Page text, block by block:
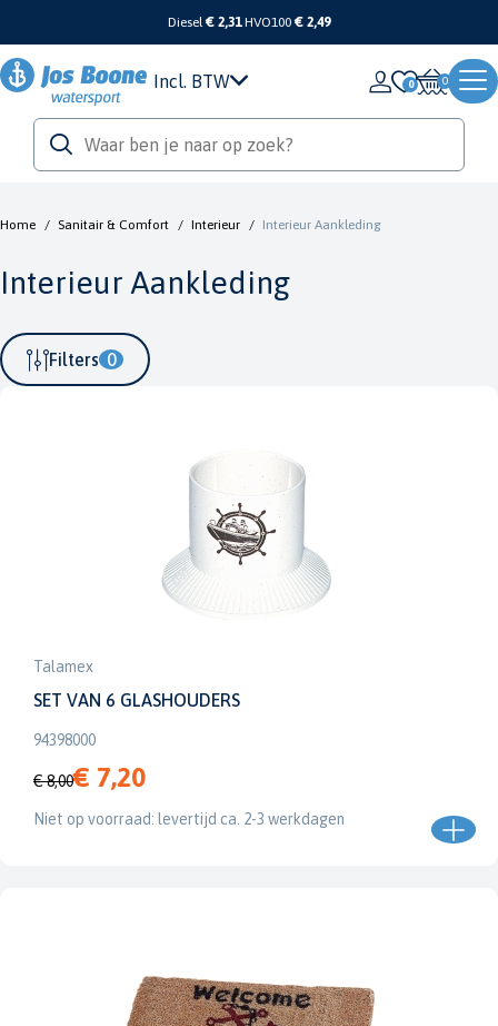
Diesel€ 2,31 HVO100 € 2,49
Incl. BTW 0
Home / Sanitair & Comfort / Interieur / Interieur Aankleding
Interieur Aankleding
Filters 0
Talamex
SET VAN 6 GLASHOUDERS
94398000
€ 8,00€ 7,20
Niet op voorraad: levertijd ca. 2-3 werkdagen